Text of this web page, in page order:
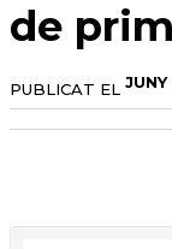
de
PUBLICAT EL